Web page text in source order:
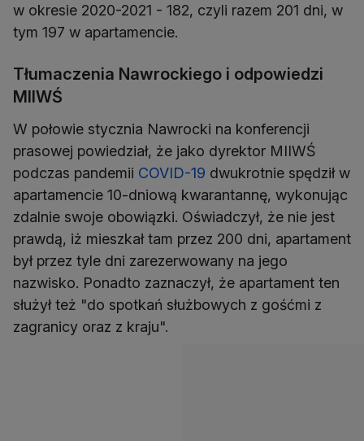
w okresie 2020-2021 - 182, czyli razem 201 dni, w
tym 197 w apartamencie.
Tłumaczenia Nawrockiego i odpowiedzi
MIIWŚ
W połowie stycznia Nawrocki na konferencji
prasowej powiedział, że jako dyrektor MIIWŚ
podczas pandemii COVID-19 dwukrotnie spędził w
apartamencie 10-dniową kwarantannę, wykonując
zdalnie swoje obowiązki. Oświadczył, że nie jest
prawdą, iż mieszkał tam przez 200 dni, apartament
był przez tyle dni zarezerwowany na jego
nazwisko. Ponadto zaznaczył, że apartament ten
służył też "do spotkań służbowych z gośćmi z
zagranicy oraz z kraju".